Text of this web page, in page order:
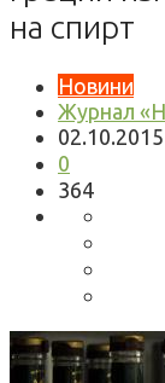
на спирт
Новини
Журнал
02.10.2015
0
364